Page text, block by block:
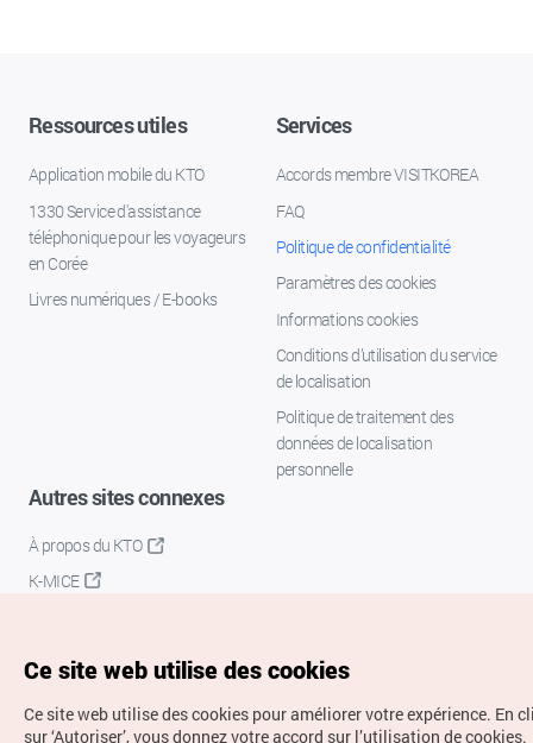
Ressources utiles
Application mobile du KTO
1330 Service d'assistance
téléphonique pour les voyageurs
en Corée
Livres numériques / E-books
Services
Accords membre VISITKOREA
FAQ
Politique de confidentialité
Paramètres des cookies
Informations cookies
Conditions d’utilisation du service
de localisation
Politique de traitement des
données de localisation
personnelle
Autres sites connexes
À propos du KTO
K-MICE
Ce site web utilise des cookies
Ce site web utilise des cookies pour améliorer votre expérience. En
sur ‘Autoriser’, vous donnez votre accord sur l’utilisation de cookies.